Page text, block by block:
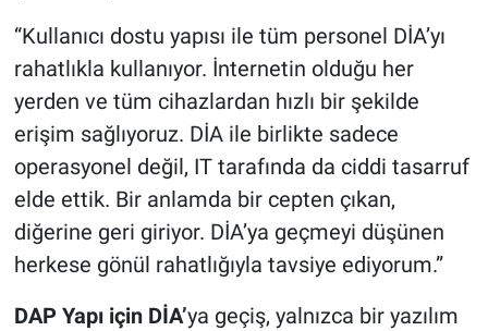
“Kullanıcı dostu yapısı ile tüm personel DİA’yı
rahatlıkla kullanıyor. İnternetin olduğu her
yerden ve tüm cihazlardan hızlı bir şekilde
erişim sağlıyoruz. DİA ile birlikte sadece
operasyonel değil, IT tarafında da ciddi tasarruf
elde ettik. Bir anlamda bir cepten çıkan,
diğerine geri giriyor. DİA’ya geçmeyi düşünen
herkese gönül rahatlığıyla tavsiye ediyorum.”
DAP Yapı için DİA’ya geçiş, yalnızca bir yazılım